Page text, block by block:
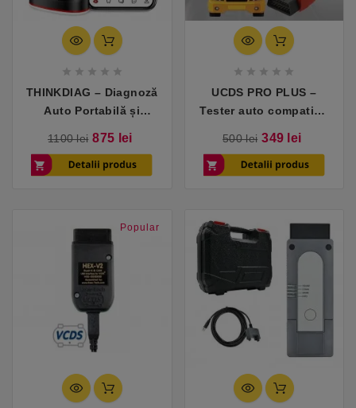
    
THINKDIAG – Diagnoză
Auto Portabilă și
1100 lei 875 lei
baza
    
UCDS PRO PLUS –
Tester auto compatibil
500 lei 349 lei
baza
Popular